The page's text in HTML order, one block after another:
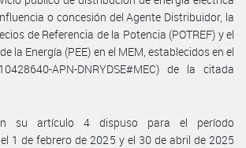
o concesión del Agente Distribuidor, la
de Referencia de la Potencia (POTREF) y el
la Energía (PEE) en el MEM, establecidos en el
APN-DNRYDSE#MEC) de la citada
su artículo 4 dispuso para el período
1 de febrero de 2025 y el 30 de abril de 2025